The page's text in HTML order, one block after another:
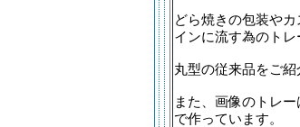
どら焼きの包装や
インに流す為のトレ
丸型の従来品をご紹
また、画像のトレ
で作っています。